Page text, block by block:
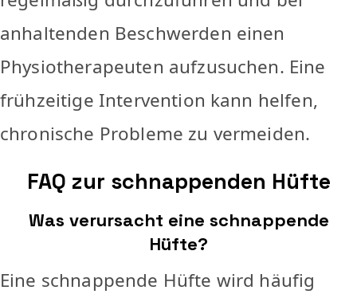
anhaltenden Beschwerden einen
Physiotherapeuten aufzusuchen. Eine
frühzeitige Intervention kann helfen,
chronische Probleme zu vermeiden.
FAQ zur schnappenden Hüfte
Was verursacht eine schnappende
Hüfte?
Eine schnappende Hüfte wird häufig